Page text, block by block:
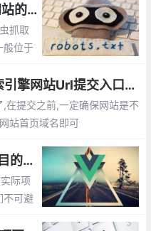
参与
控制
右
robots.txt站点文件_详解网站的robots.txt限制指令怎么编写
抓取
般位于
。rob
用，ro
搜索引擎收录入口_各大搜索引擎网站Url提交入口汇总
在提交之前,一定确保网站是不
站首页域名即可
vue项目做seo_关于vue项目的seo问题
际项
不可避